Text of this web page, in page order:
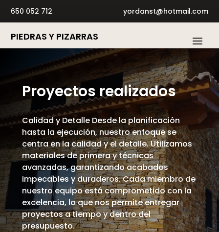
650 052 712 yordanst@hotmail.com
PIEDRAS Y PIZARRAS
Proyectos realizados
Calidad y Detalle Desde la planificación
hasta la ejecución, nuestro enfoque se
centra en la calidad y el detalle. Utilizamos
materiales de primera y técnicas
avanzadas, garantizando acabados
impecables y duraderos. Cada miembro de
nuestro equipo está comprometido con la
excelencia, lo que nos permite entregar
proyectos a tiempo y dentro del
presupuesto.